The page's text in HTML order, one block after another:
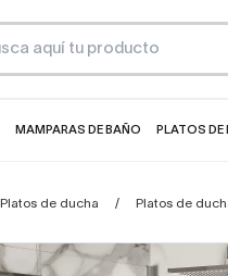
MAMPARAS DE BAÑO PLATOS DE
Platos de ducha Platos de